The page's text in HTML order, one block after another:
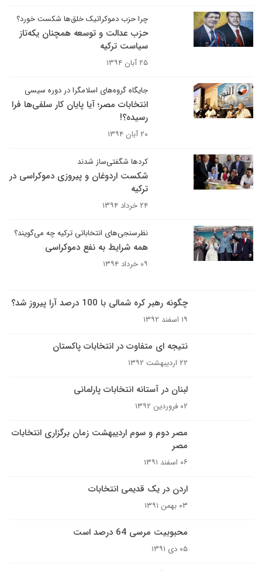
چرا حزب دموکراتیک خلق‌ها شکست خورد؟
حزب عدالت و توسعه همچنان یکه‌تاز
سیاست ترکیه
۲۵ آبان ۱۳۹۴
جایگاه گروه‌های اسلامگرا در دوره سیسی
انتخابات مصر؛ آیا پایان کار سلفی‌ها فرا
رسیده؟!
۲۰ آبان ۱۳۹۴
کردها شگفتی‌ساز شدند
شکست اردوغان و پیروزی دموکراسی در
ترکیه
۲۴ خرداد ۱۳۹۴
نظرسنجی‌های انتخاباتی ترکیه چه می‌گویند؟
همه شرایط به نفع دموکراسی
۰۹ خرداد ۱۳۹۴
چگونه رهبر کره شمالی با 100 درصد آرا پیروز شد؟
۱۹ اسفند ۱۳۹۲
نتیجه ای متفاوت در انتخابات پاکستان
۲۲ اردیبهشت ۱۳۹۲
لبنان در آستانه انتخابات پارلمانی
۰۲ فروردین ۱۳۹۲
مصر دوم و سوم اردیبهشت زمان برگزاری انتخابات
مصر
۰۶ اسفند ۱۳۹۱
اردن در یک قدیمی انتخابات
۰۳ بهمن ۱۳۹۱
محبوبیت مرسی 64 درصد است
۰۵ دی ۱۳۹۱